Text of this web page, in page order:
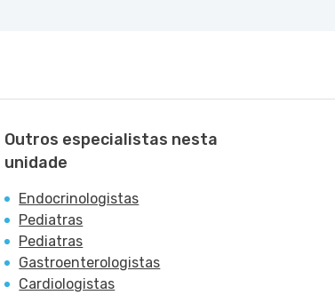
Outros especialistas nesta
unidade
Endocrinologistas
Pediatras
Pediatras
Gastroenterologistas
Cardiologistas